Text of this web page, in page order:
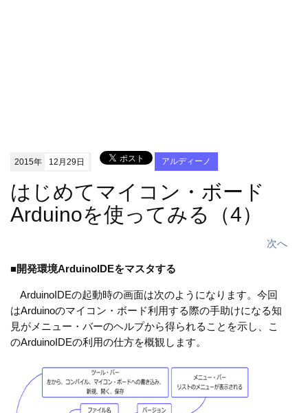
2015年 12月29日 アルディーノ
はじめてマイコン・ボード
Arduinoを使ってみる（4）
次へ
■開発環境ArduinoIDEをマスタする
ArduinoIDEの起動時の画面は次のようになります。今回
はArduinoのマイコン・ボード利用する際の手助けになる知
見がメニュー・バーのヘルプから得られることを示し、こ
のArduinoIDEの利用の仕方を概観します。